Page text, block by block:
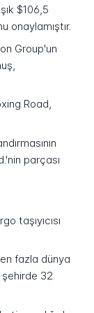
$106,5
onaylamıştır.
Group'un
Road,
parçası
taşıyıcısı
fazla dünya
32